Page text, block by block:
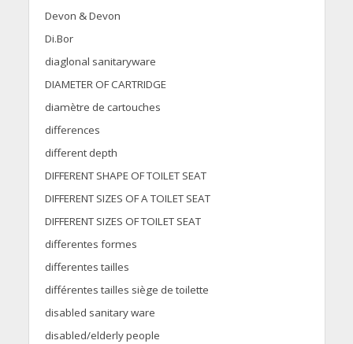
Devon & Devon
Di.Bor
diaglonal sanitaryware
DIAMETER OF CARTRIDGE
diamètre de cartouches
differences
different depth
DIFFERENT SHAPE OF TOILET SEAT
DIFFERENT SIZES OF A TOILET SEAT
DIFFERENT SIZES OF TOILET SEAT
differentes formes
differentes tailles
différentes tailles siège de toilette
disabled sanitary ware
disabled/elderly people